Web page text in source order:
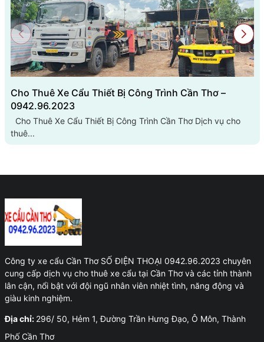
Cho Thuê Xe Cẩu Thiết Bị Công Trình Cần Thơ –
0942.96.2023
thuê...
Công ty xe cẩu Cần Thơ SỐ ĐIỆN THOẠI 0942.96.2023 chuyên
cung cấp dịch vụ cho thuê xe cẩu tại Cần Thơ và các tỉnh thành
lân cận, nổi bật với đội ngũ nhân viên nhiệt tình, năng động và
giàu kinh nghiệm.
Địa chỉ: 296/ 50, Hẻm 1, Đường Trần Hưng Đạo, Ô Môn, Thành
Phố Cần Thơ